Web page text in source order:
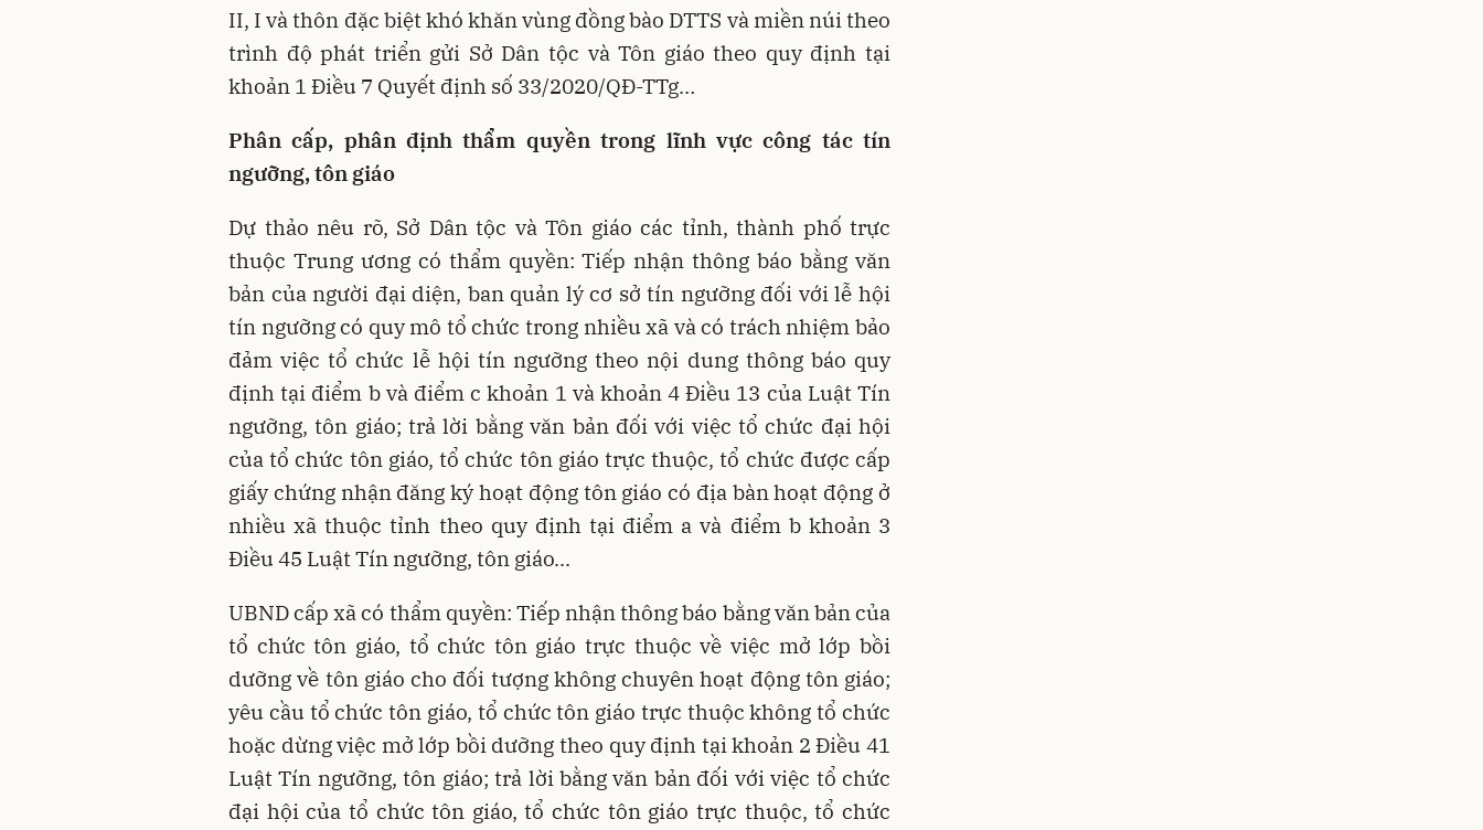
II, I và thôn đặc biệt khó khăn vùng đồng bào DTTS và miền núi theo
trình độ phát triển gửi Sở Dân tộc và Tôn giáo theo quy định tại
khoản 1 Điều 7 Quyết định số 33/2020/QĐ-TTg…
Phân cấp, phân định thẩm quyền trong lĩnh vực công tác tín
ngưỡng, tôn giáo
Dự thảo nêu rõ, Sở Dân tộc và Tôn giáo các tỉnh, thành phố trực
thuộc Trung ương có thẩm quyền: Tiếp nhận thông báo bằng văn
bản của người đại diện, ban quản lý cơ sở tín ngưỡng đối với lễ hội
tín ngưỡng có quy mô tổ chức trong nhiều xã và có trách nhiệm bảo
đảm việc tổ chức lễ hội tín ngưỡng theo nội dung thông báo quy
định tại điểm b và điểm c khoản 1 và khoản 4 Điều 13 của Luật Tín
ngưỡng, tôn giáo; trả lời bằng văn bản đối với việc tổ chức đại hội
của tổ chức tôn giáo, tổ chức tôn giáo trực thuộc, tổ chức được cấp
giấy chứng nhận đăng ký hoạt động tôn giáo có địa bàn hoạt động ở
nhiều xã thuộc tỉnh theo quy định tại điểm a và điểm b khoản 3
Điều 45 Luật Tín ngưỡng, tôn giáo...
UBND cấp xã có thẩm quyền: Tiếp nhận thông báo bằng văn bản của
tổ chức tôn giáo, tổ chức tôn giáo trực thuộc về việc mở lớp bồi
dưỡng về tôn giáo cho đối tượng không chuyên hoạt động tôn giáo;
yêu cầu tổ chức tôn giáo, tổ chức tôn giáo trực thuộc không tổ chức
hoặc dừng việc mở lớp bồi dưỡng theo quy định tại khoản 2 Điều 41
Luật Tín ngưỡng, tôn giáo; trả lời bằng văn bản đối với việc tổ chức
đại hội của tổ chức tôn giáo, tổ chức tôn giáo trực thuộc, tổ chức